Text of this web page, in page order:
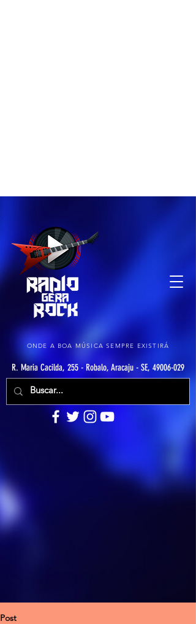
ONDE A BOA MÚSICA SEMPRE EXISTIRÁ
R. Maria Cacilda, 255 - Robalo, Aracaju - SE, 49006-029
Post